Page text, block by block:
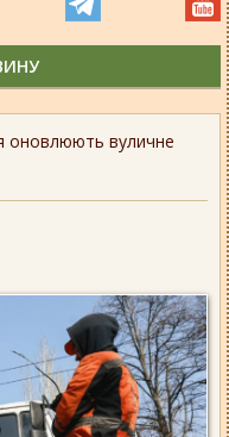
оновлюють вуличне